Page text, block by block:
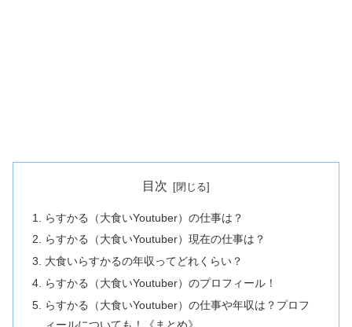
目次
らすかる（大食いYoutuber）の仕事は？
らすかる（大食いYoutuber）現在の仕事は？
大食いらすかるの年収ってどれくらい？
らすかる（大食いYoutuber）のプロフィール！
らすかる（大食いYoutuber）の仕事や年収は？プロフ